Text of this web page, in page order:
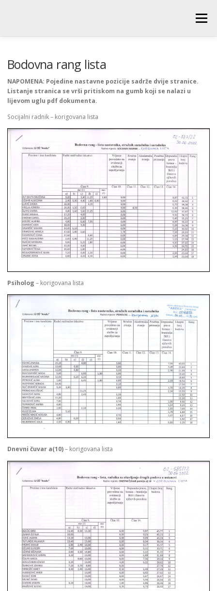
Menu
RODITELJI PEDAGOŠKA SLUŽBA BIBLIOTEKA
PRODUŽENI BORAVAK
Bodovna rang lista
NAPOMENA: Pojedine nastavne pozicije sadrže dvije stranice.
Listanje stranica se vrši pritiskom na gumb koji se nalazi u
lijevom uglu pdf dokumenta.
Socijalni radnik – korigovana lista
Psiholog – korigovana lista
Dnevni čuvar a(10)– korigovana lista